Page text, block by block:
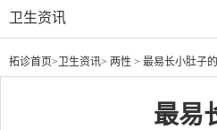
卫生资讯
拓诊首页> 卫生资讯> 两性 > 最易长小肚子
最易